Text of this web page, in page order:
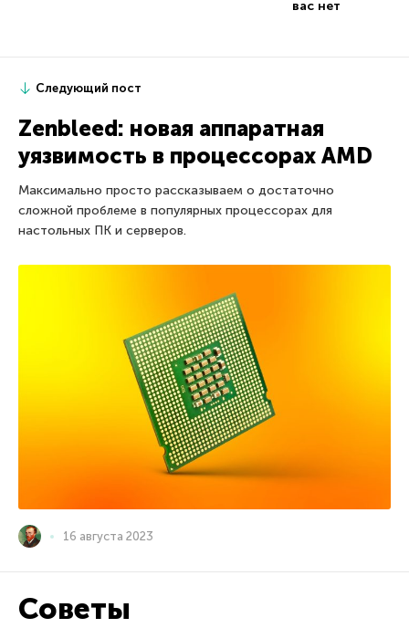
вас нет
Следующий пост
Zenbleed: новая аппаратная
уязвимость в процессорах AMD
Максимально просто рассказываем о достаточно
сложной проблеме в популярных процессорах для
настольных ПК и серверов.
16 августа 2023
Советы